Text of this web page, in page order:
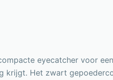
eyecatcher voor
krijgt. Het zwart